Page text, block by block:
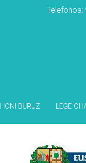
Telefonoa:
HONI BURUZ LEGE